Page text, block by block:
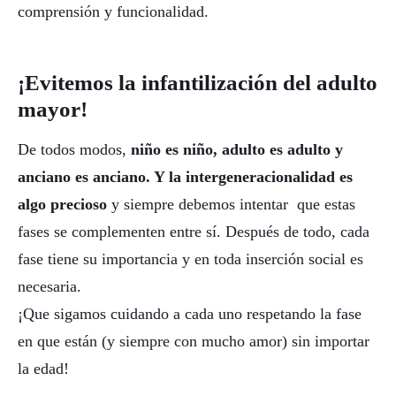
comprensión y funcionalidad.
¡Evitemos la infantilización del adulto
mayor!
De todos modos, niño es niño, adulto es adulto y
anciano es anciano. Y la intergeneracionalidad es
algo precioso y siempre debemos intentar que estas
fases se complementen entre sí. Después de todo, cada
fase tiene su importancia y en toda inserción social es
necesaria.
¡Que sigamos cuidando a cada uno respetando la fase
en que están (y siempre con mucho amor) sin importar
la edad!